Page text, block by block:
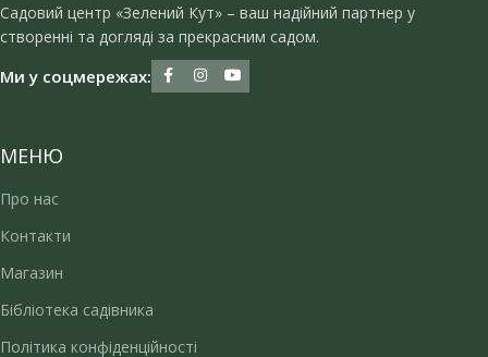
Садовий центр «Зелений Кут» – ваш надійний партнер у
створенні та догляді за прекрасним садом.
Ми у соцмережах:
МЕНЮ
Про нас
Контакти
Магазин
Бібліотека садівника
Політика конфіденційності